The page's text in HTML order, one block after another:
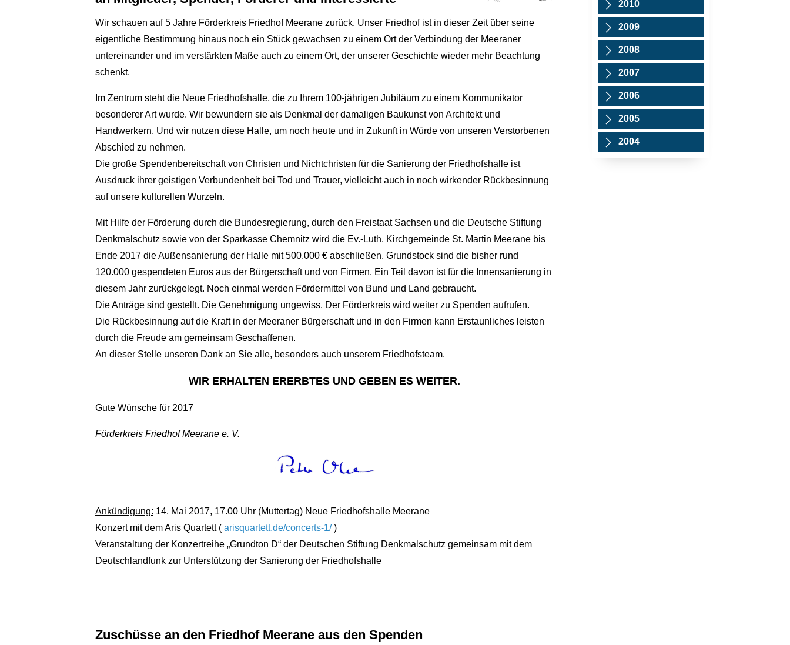
2010
2009
2008
2007
2006
2005
2004
Wir schauen auf 5 Jahre Förderkreis Friedhof Meerane zurück. Unser Friedhof ist in dieser Zeit über seine
eigentliche Bestimmung hinaus noch ein Stück gewachsen zu einem Ort der Verbindung der Meeraner
untereinander und im verstärkten Maße auch zu einem Ort, der unserer Geschichte wieder mehr Beachtung
schenkt.
Im Zentrum steht die Neue Friedhofshalle, die zu Ihrem 100-jährigen Jubiläum zu einem Kommunikator
besonderer Art wurde. Wir bewundern sie als Denkmal der damaligen Baukunst von Architekt und
Handwerkern. Und wir nutzen diese Halle, um noch heute und in Zukunft in Würde von unseren Verstorbenen
Abschied zu nehmen.
Die große Spendenbereitschaft von Christen und Nichtchristen für die Sanierung der Friedhofshalle ist
Ausdruck ihrer geistigen Verbundenheit bei Tod und Trauer, vielleicht auch in noch wirkender Rückbesinnung
auf unsere kulturellen Wurzeln.
Mit Hilfe der Förderung durch die Bundesregierung, durch den Freistaat Sachsen und die Deutsche Stiftung
Denkmalschutz sowie von der Sparkasse Chemnitz wird die Ev.-Luth. Kirchgemeinde St. Martin Meerane bis
Ende 2017 die Außensanierung der Halle mit 500.000 € abschließen. Grundstock sind die bisher rund
120.000 gespendeten Euros aus der Bürgerschaft und von Firmen. Ein Teil davon ist für die Innensanierung in
diesem Jahr zurückgelegt. Noch einmal werden Fördermittel von Bund und Land gebraucht.
Die Anträge sind gestellt. Die Genehmigung ungewiss. Der Förderkreis wird weiter zu Spenden aufrufen.
Die Rückbesinnung auf die Kraft in der Meeraner Bürgerschaft und in den Firmen kann Erstaunliches leisten
durch die Freude am gemeinsam Geschaffenen.
An dieser Stelle unseren Dank an Sie alle, besonders auch unserem Friedhofsteam.
WIR ERHALTEN ERERBTES UND GEBEN ES WEITER.
Gute Wünsche für 2017
Förderkreis Friedhof Meerane e. V.
Ankündigung: 14. Mai 2017, 17.00 Uhr (Muttertag) Neue Friedhofshalle Meerane
Konzert mit dem Aris Quartett ( arisquartett.de/concerts-1/)
Veranstaltung der Konzertreihe „Grundton D“ der Deutschen Stiftung Denkmalschutz gemeinsam mit dem
Deutschlandfunk zur Unterstützung der Sanierung der Friedhofshalle
Zuschüsse an den Friedhof Meerane aus den Spenden